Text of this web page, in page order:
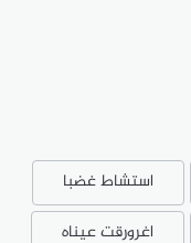
استشاط غضبا
اغرورقت عيناه